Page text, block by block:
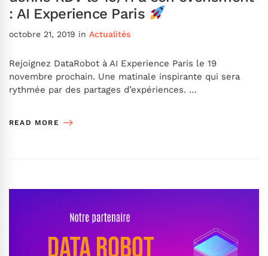
: AI Experience Paris
octobre 21, 2019 in Actualités
Rejoignez DataRobot à AI Experience Paris le 19
novembre prochain. Une matinale inspirante qui sera
rythmée par des partages d’expériences. …
READ MORE